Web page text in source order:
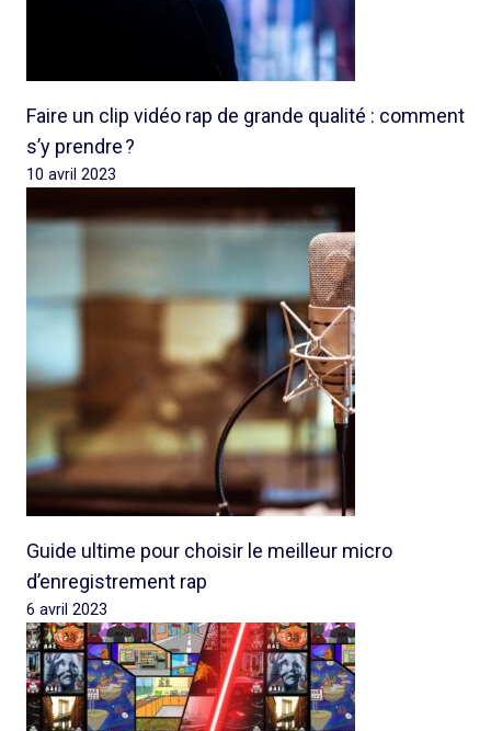
Faire un clip vidéo rap de grande qualité : comment
s’y prendre ?
10 avril 2023
Guide ultime pour choisir le meilleur micro
d’enregistrement rap
6 avril 2023